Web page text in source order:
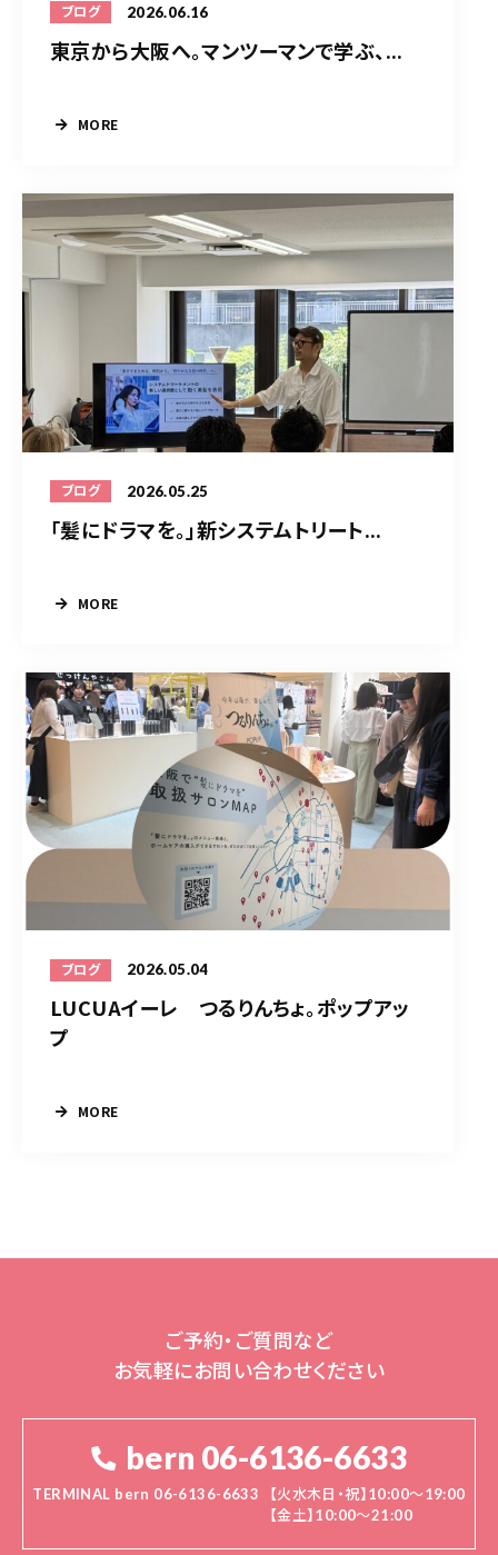
ブログ 2026.06.16
東京から大阪へ。マンツーマンで学ぶ、...
MORE
ブログ 2026.05.25
「髪にドラマを。」新システムトリート...
MORE
ブログ 2026.05.04
LUCUAイーレ つるりんちょ。ポップアッ
プ
MORE
ご予約・ご質問など
お気軽にお問い合わせください
bern 06-6136-6633
TERMINAL bern 06-6136-6633
【火水木日・祝】10:00～19:00
【金土】10:00〜21:00